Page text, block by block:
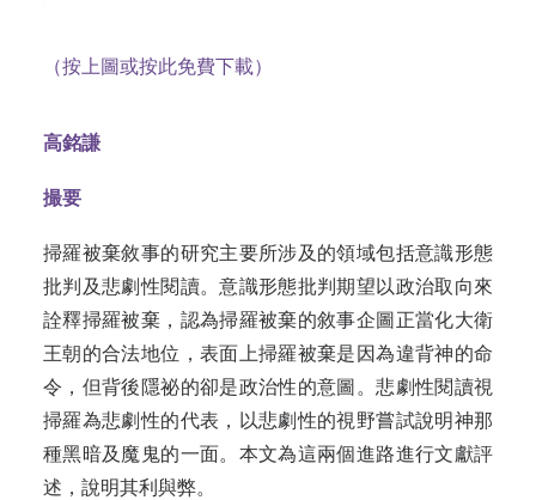
（按上圖或按此免費下載）
高銘謙
撮要
掃羅被棄敘事的研究主要所涉及的領域包括意識形態
批判及悲劇性閱讀。意識形態批判期望以政治取向來
詮釋掃羅被棄，認為掃羅被棄的敘事企圖正當化大衛
王朝的合法地位，表面上掃羅被棄是因為違背神的命
令，但背後隱祕的卻是政治性的意圖。悲劇性閱讀視
掃羅為悲劇性的代表，以悲劇性的視野嘗試說明神那
種黑暗及魔鬼的一面。本文為這兩個進路進行文獻評
述，說明其利與弊。